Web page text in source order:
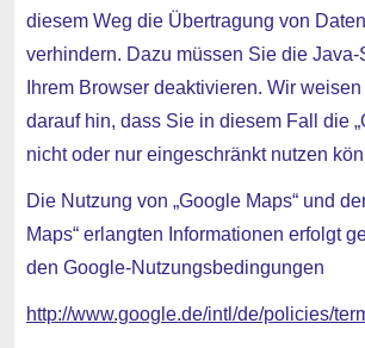
diesem Weg die Übertragung von
verhindern. Dazu müssen Sie die
Ihrem Browser deaktivieren. Wir
darauf hin, dass Sie in diesem Fall die
nicht oder nur eingeschränkt nutzen
Die Nutzung von „Google Maps“ und
Maps“ erlangten Informationen erfolgt
den Google-Nutzungsbedingungen
http://www.google.de/intl/de/policies/